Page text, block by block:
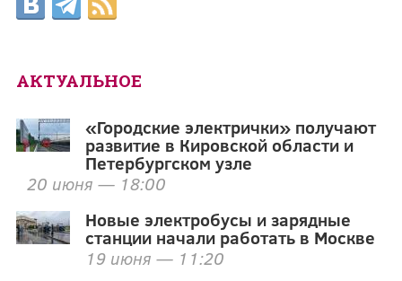
АКТУАЛЬНОЕ
«Городские электрички» получают
развитие в Кировской области и
Петербургском узле
20 июня — 18:00
Новые электробусы и зарядные
станции начали работать в Москве
19 июня — 11:20